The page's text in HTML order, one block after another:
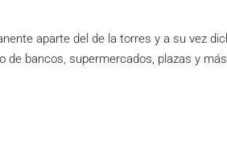
aparte del de la torres y a su vez
de bancos, supermercados, plazas y